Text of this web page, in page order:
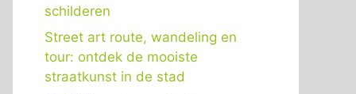
schilderen
Street art route, wandeling en
tour: ontdek de mooiste
straatkunst in de stad